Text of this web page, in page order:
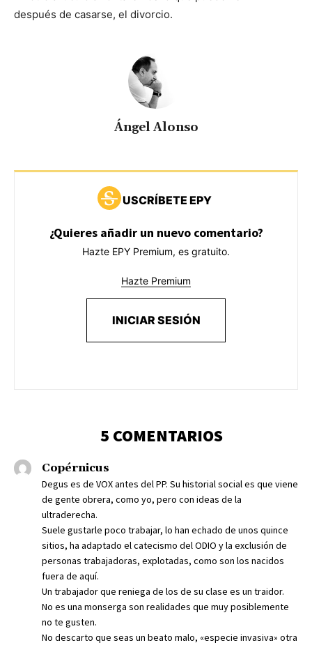
después de casarse, el divorcio.
Ángel Alonso
USCRÍBETE EPY
¿Quieres añadir un nuevo comentario?
Hazte EPY Premium, es gratuito.
Hazte Premium
INICIAR SESIÓN
5 COMENTARIOS
Copérnicus
Degus es de VOX antes del PP. Su historial social es que viene
de gente obrera, como yo, pero con ideas de la
ultraderecha.
Suele gustarle poco trabajar, lo han echado de unos quince
sitios, ha adaptado el catecismo del ODIO y la exclusión de
personas trabajadoras, explotadas, como son los nacidos
fuera de aquí.
Un trabajador que reniega de los de su clase es un traidor.
No es una monserga son realidades que muy posiblemente
no te gusten.
No descarto que seas un beato malo, «especie invasiva» otra